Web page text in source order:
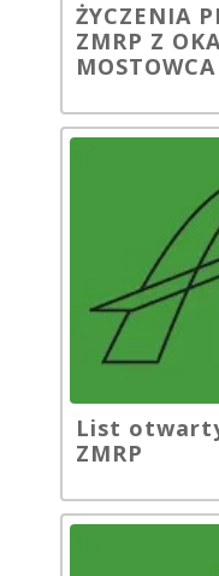
ŻYCZENIA
ZMRP Z
MOSTOWCA
List
ZMRP